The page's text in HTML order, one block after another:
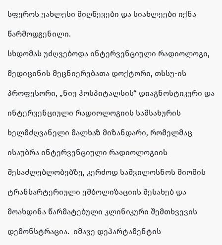
სფეროს უახლესი მიღწევები და სიახლეები იქნა
წარმოდგენილი.
სხდომას უძღვებოდა ინტერვენციული რადიოლოგი,
მედიცინის მეცნიერებათა დოქტორი, თსსუ-ის
პროფესორი, „ნიუ ჰოსპიტალსის“ დიაგნოსტიკური და
ინტერვენციული რადიოლოგიის სამსახურის
ხელმძღვანელი მალხაზ მიზანდარი, რომელმაც
ისაუბრა ინტერვენციული რადიოლოგიის
შესაძლებლობებზე, კერძოდ საშვილოსნოს მიომის
ტრანსარტერიული ემბოლიზაციის შესახებ და
მოახდინა წარმატებული კლინიკური შემთხვევის
დემონსტრაცია. იმავე დეპარტამენტის